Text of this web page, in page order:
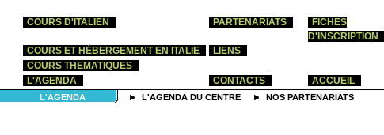
COURS D'ITALIEN PARTENARIATS
FICHES
D'INSCRIPTION
COURS ET HÉBERGEMENT EN ITALIE
LIENS
COURS THEMATIQUES
L'AGENDA
CONTACTS ACCUEIL
L'AGENDA L'AGENDA DU CENTRE NOS PARTENARIATS